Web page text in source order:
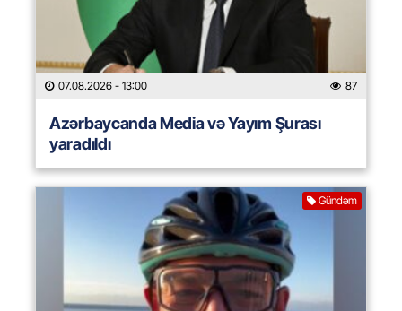
07.08.2026 - 13:00 87
Azərbaycanda Media və Yayım Şurası
yaradıldı
Gündəm